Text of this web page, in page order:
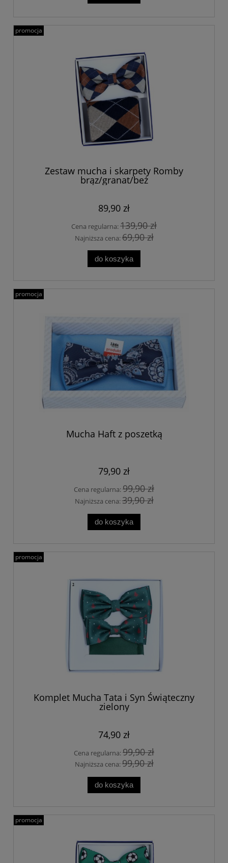
Zestaw mucha i skarpety Romby
brąz/granat/beż
89,90 zł
Cena regularna:139,90 zł
Najniższa cena:69,90 zł
do koszyka
promocja
Mucha Haft z poszetką
79,90 zł
Cena regularna:99,90 zł
Najniższa cena:39,90 zł
do koszyka
promocja
Komplet Mucha Tata i Syn Świąteczny
zielony
74,90 zł
Cena regularna:99,90 zł
Najniższa cena:99,90 zł
do koszyka
promocja
promocja